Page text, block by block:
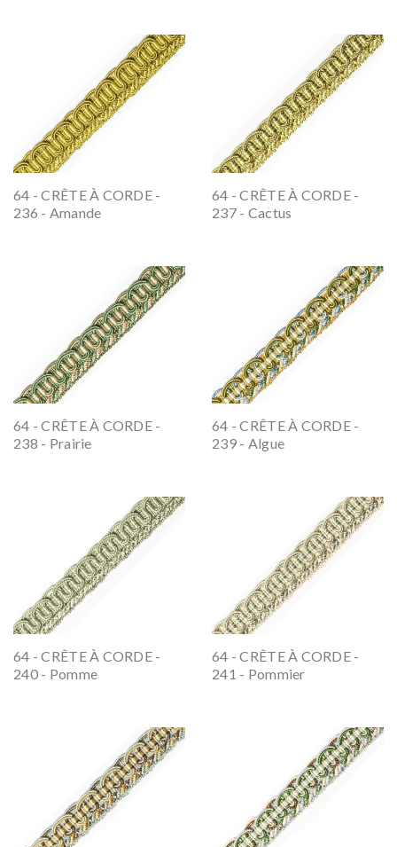
64 - CRÊTE À CORDE -
236 - Amande
64 - CRÊTE À CORDE -
237 - Cactus
64 - CRÊTE À CORDE -
238 - Prairie
64 - CRÊTE À CORDE -
239 - Algue
64 - CRÊTE À CORDE -
240 - Pomme
64 - CRÊTE À CORDE -
241 - Pommier